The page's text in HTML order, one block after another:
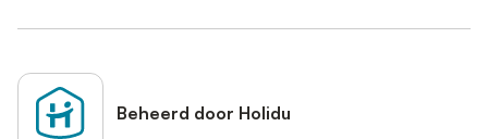
Beheerd door Holidu